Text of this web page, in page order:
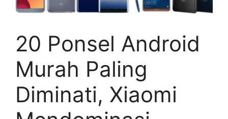
20 Ponsel Android
Murah Paling
Diminati, Xiaomi